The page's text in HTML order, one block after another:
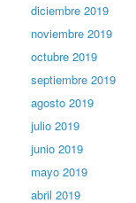
diciembre 2019
noviembre 2019
octubre 2019
septiembre 2019
agosto 2019
julio 2019
junio 2019
mayo 2019
abril 2019